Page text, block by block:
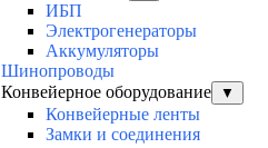
ИБП
Электрогенераторы
Аккумуляторы
Шинопроводы
Конвейерное оборудование
▼
Конвейерные ленты
Замки и соединения